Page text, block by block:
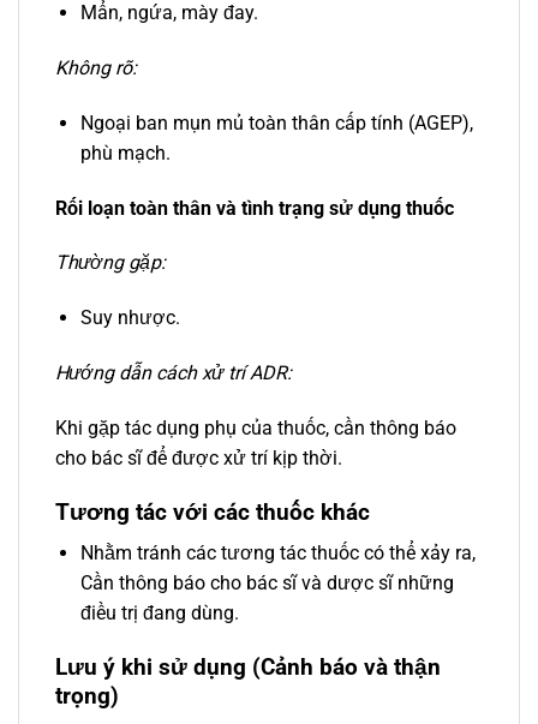
Mẩn, ngứa, mày đay.
Không rõ:
Ngoại ban mụn mủ toàn thân cấp tính (AGEP),
phù mạch.
Rối loạn toàn thân và tình trạng sử dụng thuốc
Thường gặp:
Suy nhược.
Hướng dẫn cách xử trí ADR:
Khi gặp tác dụng phụ của thuốc, cần thông báo
cho bác sĩ để được xử trí kịp thời.
Tương tác với các thuốc khác
Nhằm tránh các tương tác thuốc có thể xảy ra,
Cần thông báo cho bác sĩ và dược sĩ những
điều trị đang dùng.
Lưu ý khi sử dụng (Cảnh báo và thận
trọng)